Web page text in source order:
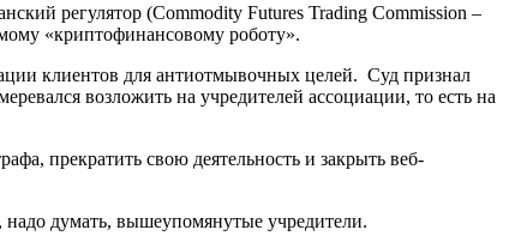
регулятор (Commodity Futures Trading Commission –
«криптофинансовому роботу».
клиентов для антиотмывочных целей. Суд признал
возложить на учредителей ассоциации, то есть на
прекратить свою деятельность и закрыть веб-
надо думать, вышеупомянутые учредители.